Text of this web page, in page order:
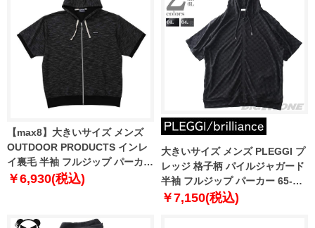
【max8】大きいサイズ メンズ
OUTDOOR PRODUCTS インレ
イ裏毛 半袖 フルジップ パーカー
ブラック 1258-5200-2 3L 4L 5L
￥6,930(税込)
大きいサイズ メンズ PLEGGI プ
レッジ 格子柄 パイルジャガード
半袖 フルジップ パーカー 65-
45758-2
￥7,150(税込)